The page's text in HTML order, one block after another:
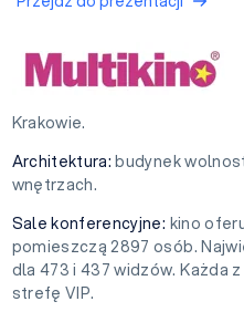
Krakowie.
Architektura: budynek
wnętrzach.
Sale konferencyjne: kino
pomieszczą 2897 osób.
dla 473 i 437 widzów. Każda
strefę VIP.